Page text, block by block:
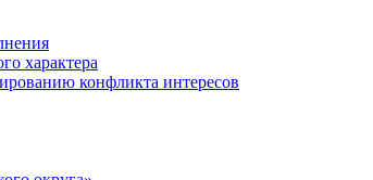
характера
конфликта интересов